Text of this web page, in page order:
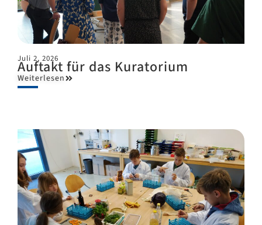
Juli 2, 2026
Auftakt für das Kuratorium
Weiterlesen